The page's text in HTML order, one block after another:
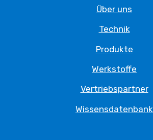
Über uns
Technik
Produkte
Werkstoffe
Vertriebspartner
Wissensdatenbank